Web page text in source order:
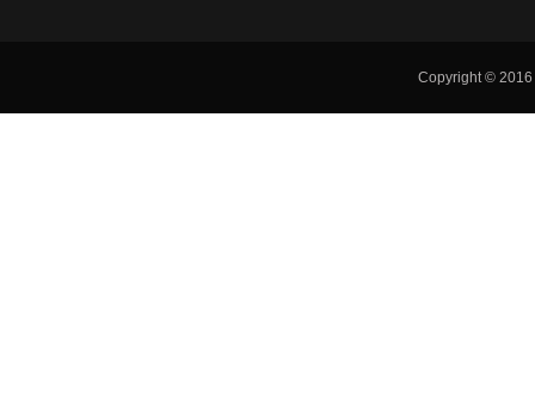
Copyright © 2016
友情链接： Bitpie官网 Bitpie下载 Bitpie钱包 Bitpie钱包官网